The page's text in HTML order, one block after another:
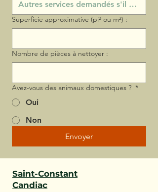
Superficie approximative (pi² ou m²) :
Nombre de pièces à nettoyer :
Avez-vous des animaux domestiques ? *
Oui
Non
Envoyer
Saint-Constant
Candiac